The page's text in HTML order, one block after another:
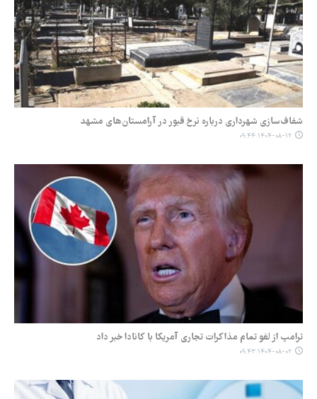
شفاف‌سازی شهرداری درباره نرخ قبور در آرامستان‌های مشهد
۱۴۰۴-۰۸-۱۲ ۰۹:۴۴
ترامپ از لغو تمام مذاکرات تجاری آمریکا با کانادا خبر داد
۱۴۰۴-۰۸-۰۲ ۰۹:۴۳